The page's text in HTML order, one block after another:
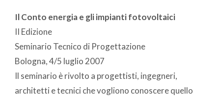
Il Conto energia e gli impianti fotovoltaici
II Edizione
Seminario Tecnico di Progettazione
Bologna, 4/5 luglio 2007
Il seminario è rivolto a progettisti, ingegneri,
architetti e tecnici che vogliono conoscere quello